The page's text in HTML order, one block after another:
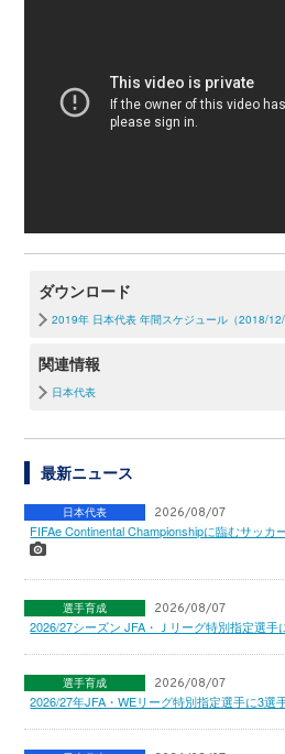
ダウンロード
2019年 日本代表 年間スケジュール（2018/12/
関連情報
日本代表
最新ニュース
日本代表 2026/08/07
FIFAe Continental Championshipに臨むサッカ
選手育成 2026/08/07
2026/27シーズン JFA・Ｊリーグ特別指定選
選手育成 2026/08/07
2026/27年JFA・WEリーグ特別指定選手に3選